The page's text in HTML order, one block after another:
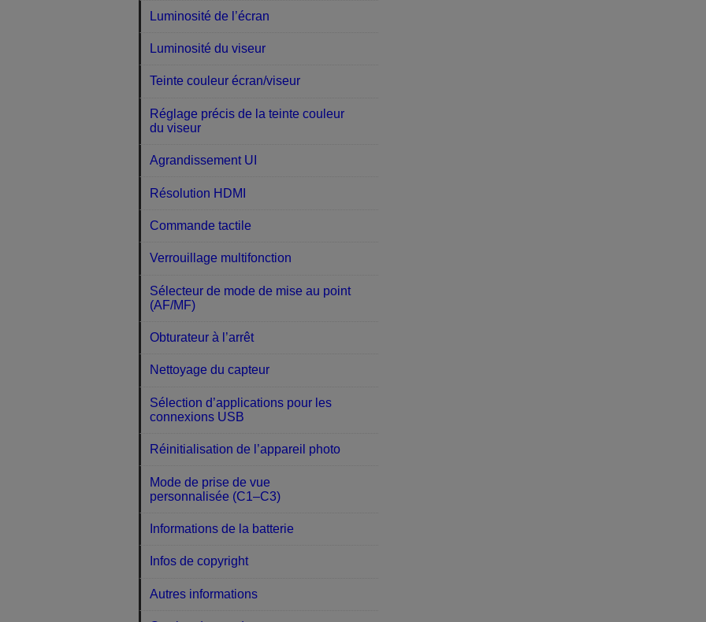
Luminosité de l’écran
Luminosité du viseur
Teinte couleur écran/viseur
Réglage précis de la teinte couleur
du viseur
Agrandissement UI
Résolution HDMI
Commande tactile
Verrouillage multifonction
Sélecteur de mode de mise au point
(AF/MF)
Obturateur à l’arrêt
Nettoyage du capteur
Sélection d’applications pour les
connexions USB
Réinitialisation de l’appareil photo
Mode de prise de vue
personnalisée (C1–C3)
Informations de la batterie
Infos de copyright
Autres informations